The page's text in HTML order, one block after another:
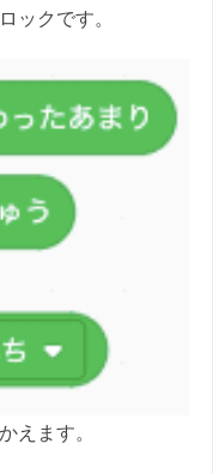
クです。
えます。